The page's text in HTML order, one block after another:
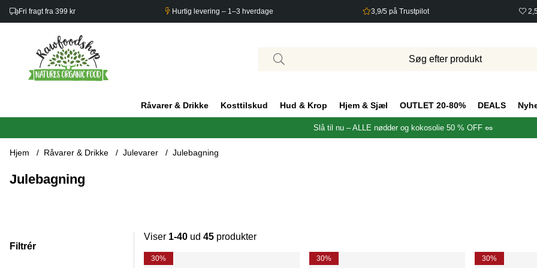
Fri fragt fra 399 kr Hurtig levering – 1–3 hverdage 3,9/5 på Trustpilot
Råvarer & Drikke Kosttilskud Hud & Krop Hjem & Sjæl OUTLET 20-80% DEALS
Slå til nu – ALLE nødder og kokosolie 50 % OFF 🥜
Hjem Råvarer & Drikke Julevarer Julebagning
Julebagning
Filtrér
Viser 1-40 ud 45 produkter
Produkter
30% 30% 30%